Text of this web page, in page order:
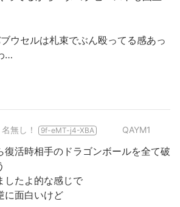
ウセルは札束でぶん殴ってる感あっ
…
無し！ 9f-eMT-j4-XBA QAYM1
復活時相手のドラゴンボールを全て破
したよ的な感じで
に面白いけど